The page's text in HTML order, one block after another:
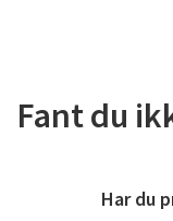
Fant du
Har du